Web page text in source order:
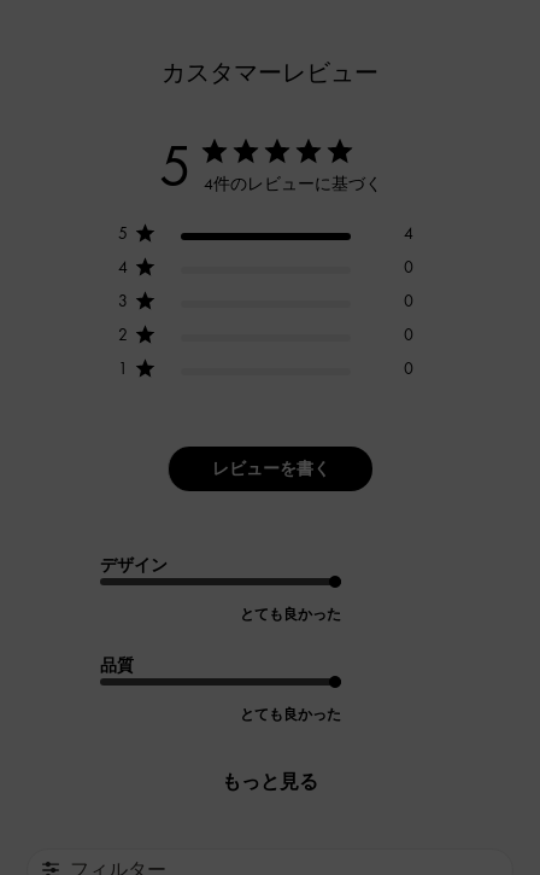
カスタマーレビュー
5 4件のレビューに基づく
5
4
4
0
3
0
2
0
1
0
レビューを書く
デザイン
とても良かった
品質
とても良かった
もっと見る
フィルター